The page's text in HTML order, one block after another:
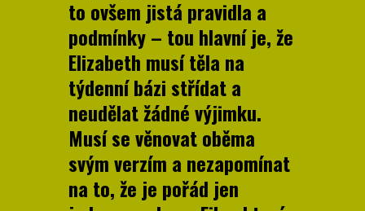
to ovšem jistá pravidla a
podmínky – tou hlavní je, že
Elizabeth musí těla na
týdenní bázi střídat a
neudělat žádné výjimku.
Musí se věnovat oběma
svým verzím a nezapomínat
na to, že je pořád jen